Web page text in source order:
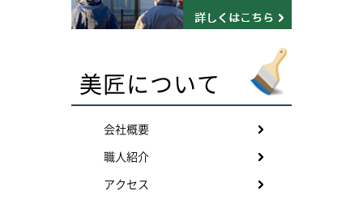
美匠について
会社概要
職人紹介
アクセス